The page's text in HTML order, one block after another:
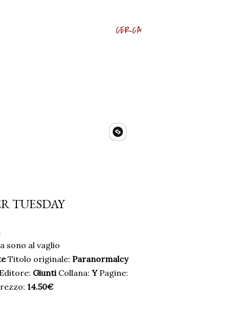
CERCA
TUESDAY
sono al vaglio
Titolo originale: Paranormalcy
Editore: GiuntiCollana: YPagine:
14.50€